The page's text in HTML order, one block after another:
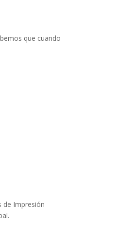
que cuando
de Impresión